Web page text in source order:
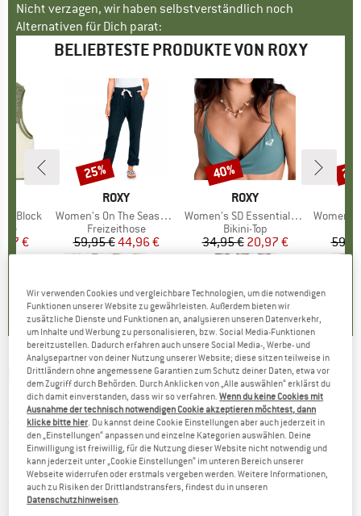
Nicht verzagen, wir haben selbstverständlich noch
Alternativen für Dich parat:
BELIEBTESTE PRODUKTE VON ROXY
Block
Preis
€
MARKE
ROXY
Artikel
Women's On The Seashore Linen Cargo Trousers
Produktgruppe
Freizeithose
Preis
59,95 €reduzierter Preis
44,96 €
Rabatt
25%
MARKE
ROXY
Artikel
Women's SD Essentials Wrap Bra
Produktgruppe
Bikini-Top
Preis
34,95 € reduzierter Preis
20,97 €
Rabatt
40%
Artikel
Women's
ROXY -Women's Pro The Up Surge - Bikini-
Bottom
(0)
Wir verwenden Cookies und vergleichbare Technologien, um die notwendigen
Funktionen unserer Website zu gewährleisten. Außerdem bieten wir
zusätzliche Dienste und Funktionen an, analysieren unseren Datenverkehr,
um Inhalte und Werbung zu personalisieren, bzw. Social Media-Funktionen
bereitzustellen. Dadurch erfahren auch unsere Social Media-, Werbe- und
Analysepartner von deiner Nutzung unserer Website; diese sitzen teilweise in
Drittländern ohne angemessene Garantien zum Schutz deiner Daten, etwa vor
dem Zugriff durch Behörden. Durch Anklicken von „Alle auswählen“ erklärst du
dich damit einverstanden, dass wir so verfahren.Wenn du keine Cookies mit
Ausnahme der technisch notwendigen Cookie akzeptieren möchtest, dann
klicke bitte hier. Du kannst deine Cookie Einstellungen aber auch jederzeit in
den „Einstellungen“ anpassen und einzelne Kategorien auswählen. Deine
Einwilligung ist freiwillig, für die Nutzung dieser Website nicht notwendig und
kann jederzeit unter „Cookie Einstellungen“ im unteren Bereich unserer
Webseite widerrufen oder erstmals vergeben werden. Weitere Informationen,
auch zu Risiken der Drittlandstransfers, findest du in unseren
Datenschutzhinweisen.